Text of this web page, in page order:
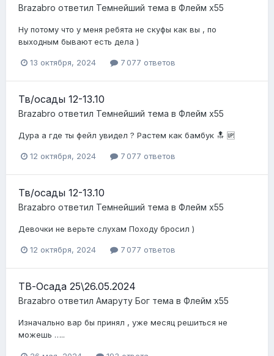
Brazabro ответил Темнейший тема в Флейм x55
Ну потому что у меня ребята не скуфы как вы , по
выходным бывают есть дела )
13 октября, 2024 7 077 ответов
Тв/осады 12-13.10
Brazabro ответил Темнейший тема в Флейм x55
Дура а где ты фейл увидел ? Растем как бамбук 🔝 🆙
12 октября, 2024 7 077 ответов
Тв/осады 12-13.10
Brazabro ответил Темнейший тема в Флейм x55
Девочки не верьте слухам Походу бросил )
12 октября, 2024 7 077 ответов
ТВ-Осада 25\26.05.2024
Brazabro ответил Амаруту Бог тема в Флейм x55
Изначально вар бы принял , уже месяц решиться не
можешь …..